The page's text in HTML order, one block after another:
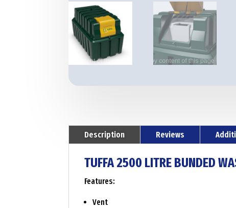
Description Reviews
TUFFA 2500 LITRE BUNDED
Features:
Vent